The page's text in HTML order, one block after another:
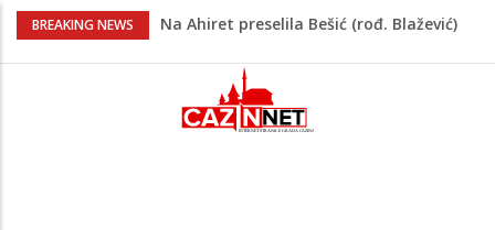
BREAKING NEWS
Na Ahiret preselila Bešić (rođ. Blažević)
Na Ahiret preselio ŠUPUK (Refik) ŠEFIK
Evo koje države su zasad za, a koje
protiv Infantina na izborima: Srbija i